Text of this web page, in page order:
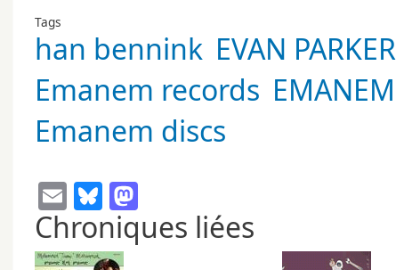
Tags
han bennink EVAN PARKER
Emanem records EMANEM
Emanem discs
EmailBluesky
Chroniques liées